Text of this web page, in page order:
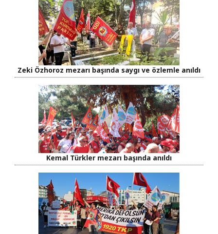
Zeki Özhoroz mezarı başında saygı ve özlemle anıldı
Kemal Türkler mezarı başında anıldı